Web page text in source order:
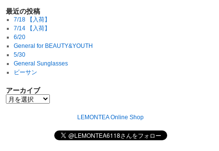
最近の投稿
7/18 【入荷】
7/14 【入荷】
6/20
General for BEAUTY&YOUTH
5/30
General Sunglasses
ビーサン
アーカイブ
LEMONTEA Online Shop